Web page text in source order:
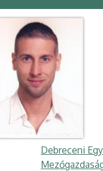
Debreceni